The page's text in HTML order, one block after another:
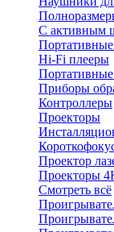
С активным
Hi-Fi плееры
Приборы
Контроллеры
Проекторы
Проектор
Проекторы
Смотреть всё